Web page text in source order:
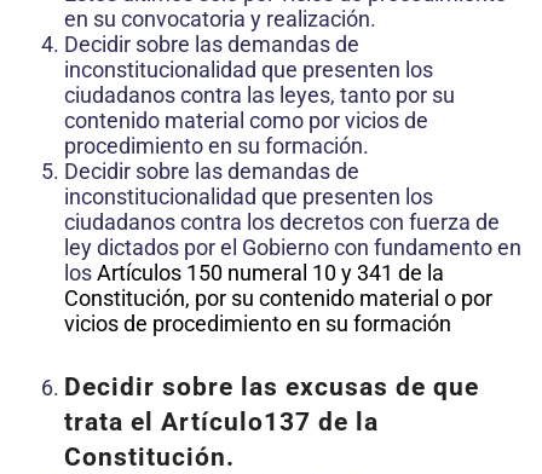
en su convocatoria y realización.
Decidir sobre las demandas de
inconstitucionalidad que presenten los
ciudadanos contra las leyes, tanto por su
contenido material como por vicios de
procedimiento en su formación.
Decidir sobre las demandas de
inconstitucionalidad que presenten los
ciudadanos contra los decretos con fuerza de
ley dictados por el Gobierno con fundamento en
losArtículos 150 numeral 10 y 341 de la
Constitución, por su contenido material o por
vicios de procedimiento en su formación
Decidir sobre las excusas de que
trata el Artículo137 de la
Constitución.